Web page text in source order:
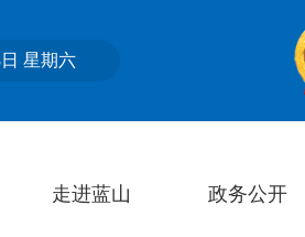
星期六
走进蓝山 政务公开